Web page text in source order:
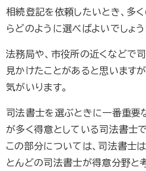
相続登記を依頼したいとき、多
らどのように選べばよいでしょう
法務局や、市役所の近くなどで
見かけたことがあると思います
気がいります。
司法書士を選ぶときに一番重要
が多く得意としている司法書士で
この部分については、司法書士
とんどの司法書士が得意分野と